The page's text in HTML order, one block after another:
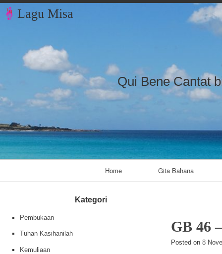
Lagu Misa
Qui Bene Cantat
Home Gita Bahana
GB 46
Posted on 8
Kategori
Pembukaan
Tuhan Kasihanilah
Kemuliaan